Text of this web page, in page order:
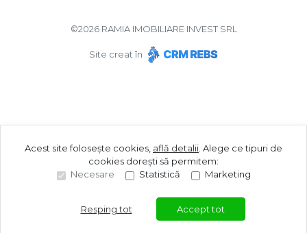
©2026RAMIA IMOBILIARE INVEST SRL
Site creat în
Acest site folosește cookies, află detalii Alege ce tipuri de
cookies dorești să permitem:
Necesare
Statistică Marketing
Resping tot Accept tot